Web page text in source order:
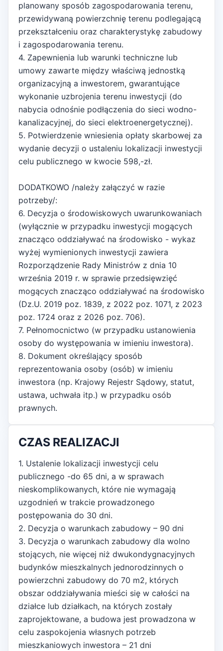
planowany sposób zagospodarowania terenu,
przewidywaną powierzchnię terenu podlegającą
przekształceniu oraz charakterystykę zabudowy
i zagospodarowania terenu.
4. Zapewnienia lub warunki techniczne lub
umowy zawarte między właściwą jednostką
organizacyjną a inwestorem, gwarantujące
wykonanie uzbrojenia terenu inwestycji (do
nabycia odnośnie podłączenia do sieci wodno-
kanalizacyjnej, do sieci elektroenergetycznej).
5. Potwierdzenie wniesienia opłaty skarbowej za
wydanie decyzji o ustaleniu lokalizacji inwestycji
celu publicznego w kwocie 598,-zł.
DODATKOWO /należy załączyć w razie
potrzeby/:
6. Decyzja o środowiskowych uwarunkowaniach
(wyłącznie w przypadku inwestycji mogących
znacząco oddziaływać na środowisko - wykaz
wyżej wymienionych inwestycji zawiera
Rozporządzenie Rady Ministrów z dnia 10
września 2019 r. w sprawie przedsięwzięć
mogących znacząco oddziaływać na środowisko
(Dz.U. 2019 poz. 1839, z 2022 poz. 1071, z 2023
poz. 1724 oraz z 2026 poz. 706).
7. Pełnomocnictwo (w przypadku ustanowienia
osoby do występowania w imieniu inwestora).
8. Dokument określający sposób
reprezentowania osoby (osób) w imieniu
inwestora (np. Krajowy Rejestr Sądowy, statut,
ustawa, uchwała itp.) w przypadku osób
prawnych.
CZAS REALIZACJI
1. Ustalenie lokalizacji inwestycji celu
publicznego -do 65 dni, a w sprawach
nieskomplikowanych, które nie wymagają
uzgodnień w trakcie prowadzonego
postępowania do 30 dni.
2. Decyzja o warunkach zabudowy – 90 dni
3. Decyzja o warunkach zabudowy dla wolno
stojących, nie więcej niż dwukondygnacyjnych
budynków mieszkalnych jednorodzinnych o
powierzchni zabudowy do 70 m2, których
obszar oddziaływania mieści się w całości na
działce lub działkach, na których zostały
zaprojektowane, a budowa jest prowadzona w
celu zaspokojenia własnych potrzeb
mieszkaniowych inwestora – 21 dni